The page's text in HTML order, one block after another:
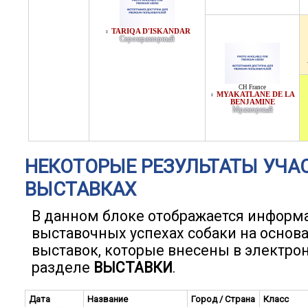
♀ TARIQA D'ISKANDAR
Серомраморный
CH France
♀ MYAKATLANE DE LA
BENJAMINE
Мраморный
НЕКОТОРЫЕ РЕЗУЛЬТАТЫ
ВЫСТАВКАХ
В данном блоке отображается
выставочных успехах собаки на
выставок, которые внесены в
разделе ВЫСТАВКИ.
Дата
Название Город / Страна
Класс